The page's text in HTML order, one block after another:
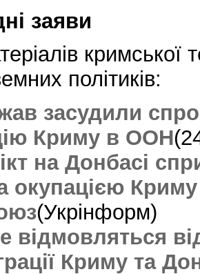
заяви
кримської
політиків:
засудили
Криму в ООН
на Донбасі
окупацією
(Укрінформ)
Криму та